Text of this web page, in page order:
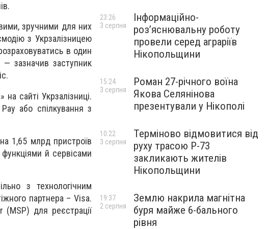
зручними для них
з Укрзалізницею
в один
зазначив заступник
сайті Укрзалізниці.
або спілкування з
1,65 млрд пристроїв
й сервісами
з технологічним
партнера – Visa.
для реєстрації
Інформаційно-
роз’яснювальну роботу
провели серед аграріїв
Нікопольщини
23:26
3 серпня
Роман 27-річного воїна
Якова Селянінова
презентували у Нікополі
15:24
3 серпня
Терміново відмовитися від
руху трасою Р-73
закликають жителів
Нікопольщини
10:22
3 серпня
Землю накрила магнітна
буря майже 6-бального
рівня
19:37
2 серпня